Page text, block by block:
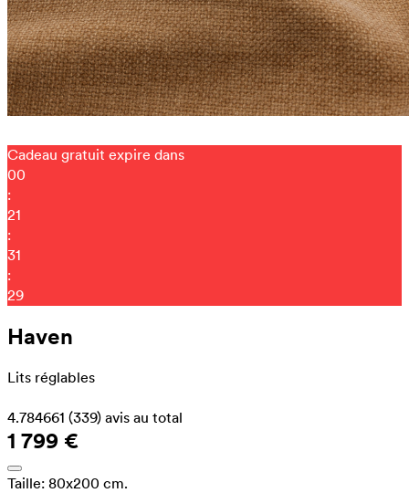
Cadeau gratuit expire dans
00
:
21
:
31
:
22
Haven
Lits réglables
4.784661 (339) avis au total
1 799 €
Taille: 80x200 cm.